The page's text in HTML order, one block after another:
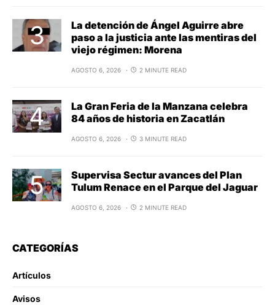
La detención de Ángel Aguirre abre
paso a la justicia ante las mentiras del
viejo régimen: Morena
AGOSTO 6, 2026 2 MINUTE READ
La Gran Feria de la Manzana celebra
84 años de historia en Zacatlán
AGOSTO 6, 2026 3 MINUTE READ
Supervisa Sectur avances del Plan
Tulum Renace en el Parque del Jaguar
AGOSTO 6, 2026 2 MINUTE READ
CATEGORÍAS
Artículos
Avisos